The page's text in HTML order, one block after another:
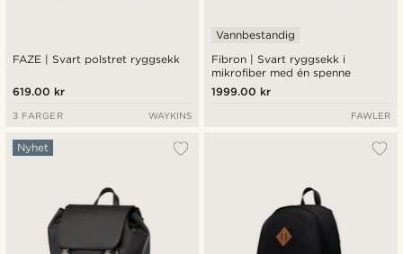
FAZE | Svart polstret ryggsekk
619.00 kr
3 FARGER WAYKINS
Fibron | Svart ryggsekk i
mikrofiber med én spenne
Vannbestandig
1999.00 kr
FAWLER
Nyhet